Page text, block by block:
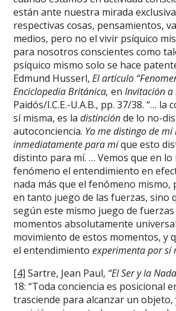
están ante nuestra mirada
respectivas cosas, pensamientos,
medios, pero no el vivir psíquico
para nosotros conscientes como
psíquico mismo solo se hace
Edmund Husserl,El artículo
Enciclopedia Británica,enInvitación a
Paidós/I.C.E.-U.A.B., pp. 37/38. “… la
sí misma, es ladistinciónde lo no-
autoconciencia. Yo me distingo de mí
inmediatamente para míque esto
distinto para mí. … Vemos que en
fenómeno el entendimiento en
nada más que el fenómeno mismo,
en tanto juego de las fuerzas, sino
según este mismo juego de fuerzas
momentos absolutamente
movimiento de estos momentos, y
el entendimiento experimenta por sí
[4] Sartre, Jean Paul, “El Ser y la
18: “Toda conciencia es posicional
trasciende para alcanzar un objeto,